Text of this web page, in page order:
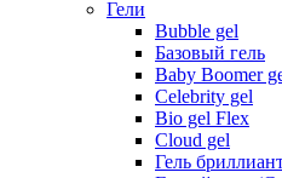
Гели
Bubble gel
Базовый гель
Baby Boomer
Celebrity gel
Bio gel Flex
Cloud gel
Гель